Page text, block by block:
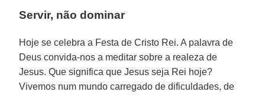
Servir, não dominar
Hoje se celebra a Festa de Cristo Rei. A palavra de
Deus convida-nos a meditar sobre a realeza de
Jesus. Que significa que Jesus seja Rei hoje?
Vivemos num mundo carregado de dificuldades, de